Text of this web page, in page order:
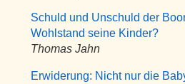
Schuld und Unschuld der
Wohlstand seine Kinder?
Thomas Jahn
Erwiderung: Nicht nur die